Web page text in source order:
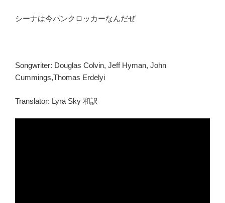
シーナは今パンクロッカーなんだぜ
Songwriter: Douglas Colvin, Jeff Hyman, John
Cummings,Thomas Erdelyi
Translator: Lyra Sky 和訳